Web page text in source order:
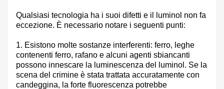
Qualsiasi tecnologia ha i suoi difetti e il luminol non fa
eccezione. È necessario notare i seguenti punti:
1. Esistono molte sostanze interferenti: ferro, leghe
contenenti ferro, rafano e alcuni agenti sbiancanti
possono innescare la luminescenza del luminol. Se la
scena del crimine è stata trattata accuratamente con
candeggina, la forte fluorescenza potrebbe